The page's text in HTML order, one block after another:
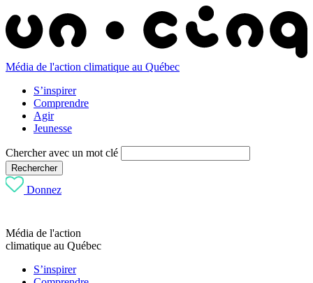
Média de l'action climatique au Québec
S’inspirer
Comprendre
Agir
Jeunesse
Chercher avec un mot clé
Rechercher
Donnez
Média de l'action
climatique au Québec
S’inspirer